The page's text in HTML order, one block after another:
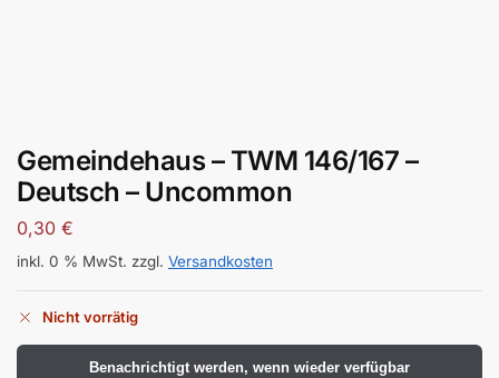
Gemeindehaus – TWM 146/167 –
Deutsch – Uncommon
0,30 €
inkl. 0 % MwSt. zzgl. Versandkosten
Nicht vorrätig
Benachrichtigt werden, wenn wieder verfügbar